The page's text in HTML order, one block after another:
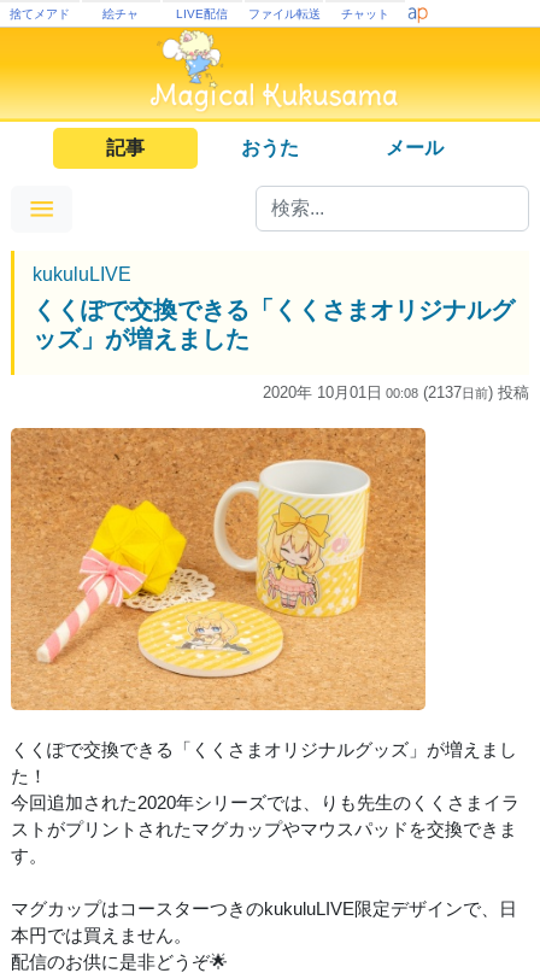
捨てメアド 絵チャ LIVE配信 ファイル転送 チャット
記事 おうた メール
kukuluLIVE
くくぽで交換できる「くくさまオリジナルグ
ッズ」が増えました
2020年 10月01日 00:08 (2137日前) 投稿
くくぽで交換できる「くくさまオリジナルグッズ」が増えまし
た！
今回追加された2020年シリーズでは、りも先生のくくさまイラ
ストがプリントされたマグカップやマウスパッドを交換できま
す。
マグカップはコースターつきのkukuluLIVE限定デザインで、日
本円では買えません。
配信のお供に是非どうぞ🌟